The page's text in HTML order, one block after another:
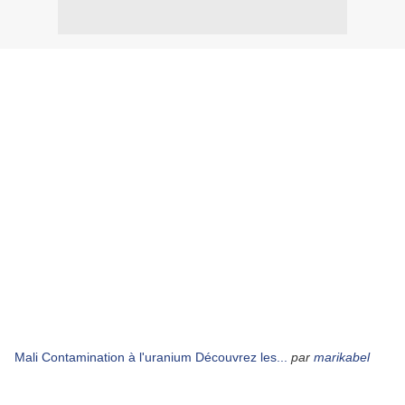
Mali Contamination à l'uranium Découvrez les... par marikabel